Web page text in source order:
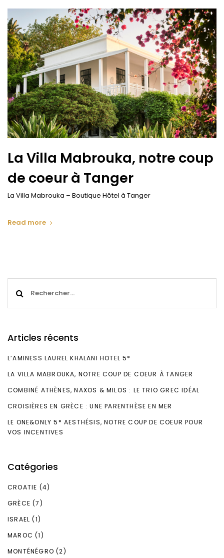
La Villa Mabrouka, notre coup
de coeur à Tanger
La Villa Mabrouka – Boutique Hôtel à Tanger
Read more
Articles récents
L’AMINESS LAUREL KHALANI HOTEL 5*
LA VILLA MABROUKA, NOTRE COUP DE COEUR À TANGER
COMBINÉ ATHÈNES, NAXOS & MILOS : LE TRIO GREC IDÉAL
CROISIÈRES EN GRÈCE : UNE PARENTHÈSE EN MER
LE ONE&ONLY 5* AESTHÉSIS, NOTRE COUP DE COEUR POUR
VOS INCENTIVES
Catégories
CROATIE (4)
GRÈCE (7)
ISRAEL (1)
MAROC (1)
MONTÉNÉGRO (2)